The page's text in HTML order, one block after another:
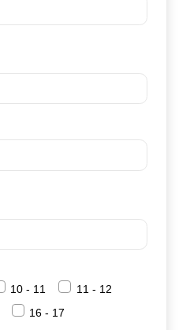
10 - 11
11 - 12
16 - 17